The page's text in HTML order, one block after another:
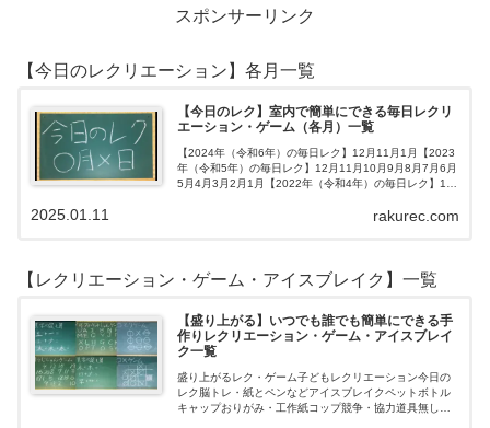
スポンサーリンク
【今日のレクリエーション】各月一覧
【今日のレク】室内で簡単にできる毎日レクリ
エーション・ゲーム（各月）一覧
【2024年（令和6年）の毎日レク】12月11月1月【2023
年（令和5年）の毎日レク】12月11月10月9月8月7月6月
5月4月3月2月1月【2022年（令和4年）の毎日レク】12
rakurec.com
2025.01.11
【レクリエーション・ゲーム・アイスブレイク】一覧
【盛り上がる】いつでも誰でも簡単にできる手
作りレクリエーション・ゲーム・アイスブレイ
ク一覧
盛り上がるレク・ゲーム子どもレクリエーション今日の
レク脳トレ・紙とペンなどアイスブレイクペットボトル
キャップおりがみ・工作紙コップ競争・協力道具無し・